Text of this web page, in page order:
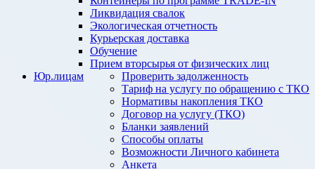
Ликвидация свалок
Экологическая отчетность
Курьерская доставка
Обучение
Прием вторсырья от физических лиц
Проверить задолженность
Тариф на услугу по обращению с ТКО
Нормативы накопления ТКО
Договор на услугу (ТКО)
Бланки заявлений
Способы оплаты
Возможности Личного кабинета
Анкета
Юр.лицам